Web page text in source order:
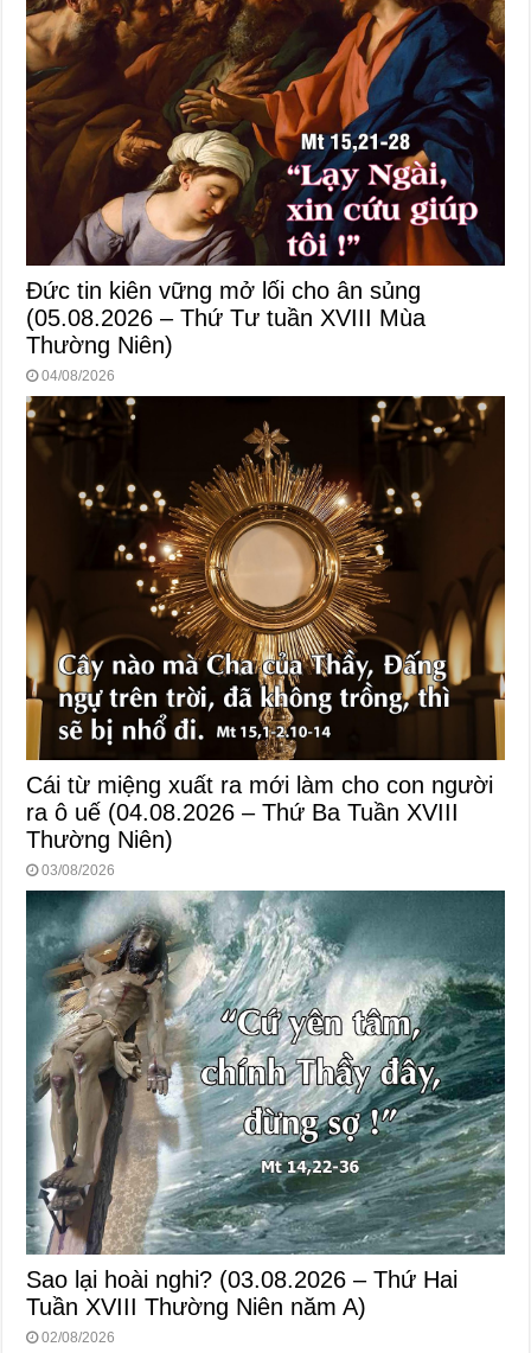
Đức tin kiên vững mở lối cho ân sủng
(05.08.2026 – Thứ Tư tuần XVIII Mùa
Thường Niên)
04/08/2026
Cái từ miệng xuất ra mới làm cho con người
ra ô uế (04.08.2026 – Thứ Ba Tuần XVIII
Thường Niên)
03/08/2026
Sao lại hoài nghi? (03.08.2026 – Thứ Hai
Tuần XVIII Thường Niên năm A)
02/08/2026